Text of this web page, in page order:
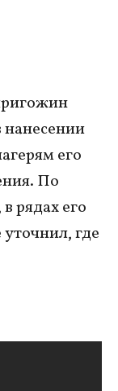
его
По
рядах его
где